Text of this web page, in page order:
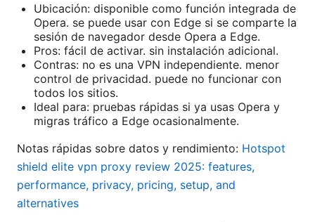
Ubicación: disponible como función integrada de
Opera. se puede usar con Edge si se comparte la
sesión de navegador desde Opera a Edge.
Pros: fácil de activar. sin instalación adicional.
Contras: no es una VPN independiente. menor
control de privacidad. puede no funcionar con
todos los sitios.
Ideal para: pruebas rápidas si ya usas Opera y
migras tráfico a Edge ocasionalmente.
Notas rápidas sobre datos y rendimiento: Hotspot
shield elite vpn proxy review 2025: features,
performance, privacy, pricing, setup, and
alternatives